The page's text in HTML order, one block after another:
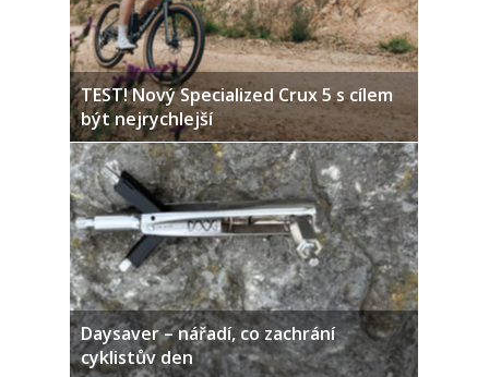
TEST! Nový Specialized Crux 5 s cílem
být nejrychlejší
Daysaver – nářadí, co zachrání
cyklistův den